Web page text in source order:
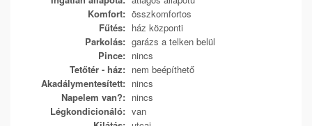
Komfort: összkomfortos
Fűtés: ház központi
Parkolás: garázs a telken belül
Pince: nincs
Tetőtér - ház: nem beépíthető
Akadálymentesített: nincs
Napelem van?: nincs
Légkondicionáló: van